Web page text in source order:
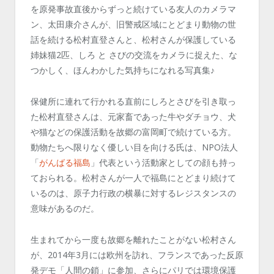
を原発事故直後からずっと続けている友人のカメラマ
ン、太田康介さんが、旧警戒区域にとどまり動物の世
話を続ける松村直登さんと、松村さんが保護している
姉妹猫2匹、しろ と さびの交流をカメラに捉えた、な
つかしく、ほんわかした気持ちになれる写真集♪
保健所に連れて行かれる直前にしろとさびを引き取っ
た松村直登さんは、元家畜であった牛やダチョウ、犬
や猫などの保護活動を故郷の富岡町で続けている方。
動物たちへ限りなく優しい目を向ける氏は、NPO法人
「がんばる福島 」代表という活動家としての顔も持っ
ておられる。松村さんが一人で福島にとどまり続けて
いるのは、原子力行政の横暴に対するレジスタンスの
意味があるのだ。
生まれてから一度も故郷を離れたことがない松村さん
が、2014年3月には欧州を訪れ、フランスであった反原
発デモ「人間の鎖」に参加、さらにパリでは環境保護